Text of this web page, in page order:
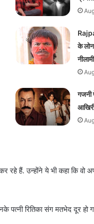
के लोन
गजनी
हैं. उन्होंने ये भी कहा कि वो
पत्नी रितिका संग मतभेद दूर हो